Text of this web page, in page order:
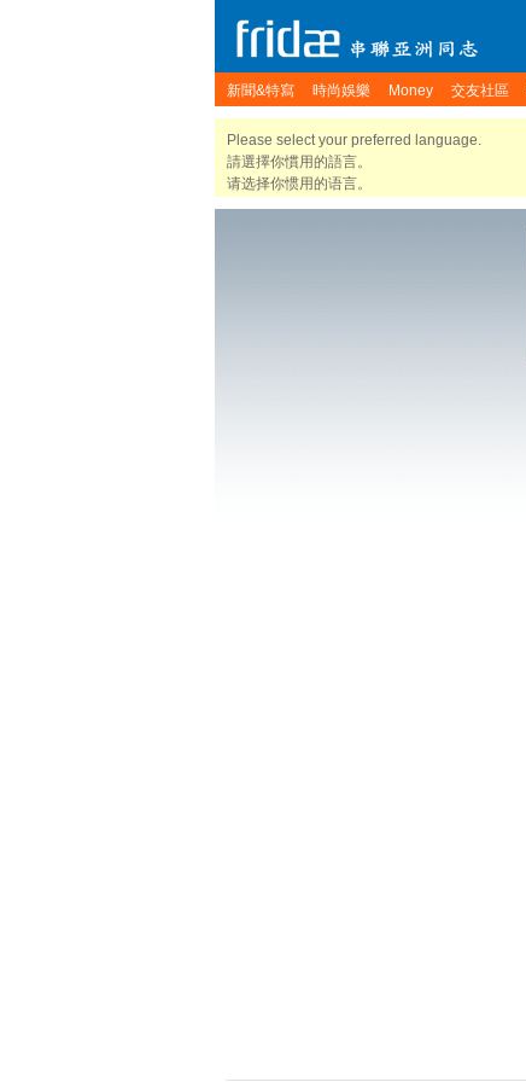
新聞&特寫 時尚娛樂 Money 交友社區
Please select your preferred language.
請選擇你慣用的語言。
请选择你惯用的语言。